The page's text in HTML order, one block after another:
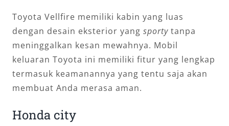
Toyota Vellfire memiliki kabin yang luas
dengan desain eksterior yang sporty tanpa
meninggalkan kesan mewahnya. Mobil
keluaran Toyota ini memiliki fitur yang lengkap
termasuk keamanannya yang tentu saja akan
membuat Anda merasa aman.
Honda city